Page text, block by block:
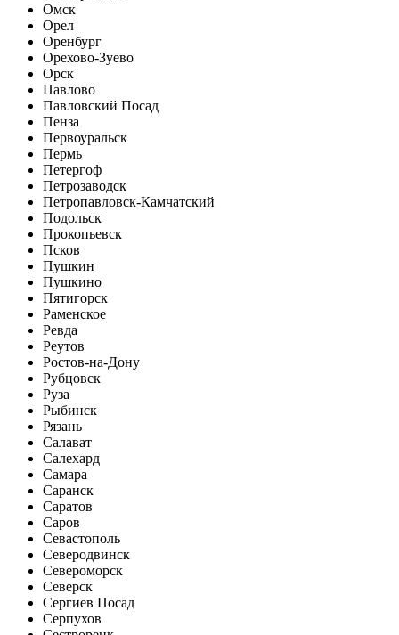
Омск
Орел
Оренбург
Орехово-Зуево
Орск
Павлово
Павловский Посад
Пенза
Первоуральск
Пермь
Петергоф
Петрозаводск
Петропавловск-Камчатский
Подольск
Прокопьевск
Псков
Пушкин
Пушкино
Пятигорск
Раменское
Ревда
Реутов
Ростов-на-Дону
Рубцовск
Руза
Рыбинск
Рязань
Салават
Салехард
Самара
Саранск
Саратов
Саров
Севастополь
Северодвинск
Североморск
Северск
Сергиев Посад
Серпухов